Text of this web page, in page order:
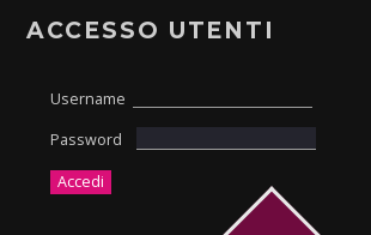
ACCESSO UTENTI
Username
Password